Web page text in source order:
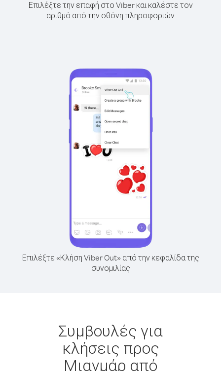
Επιλέξτε την επαφή στο Viber και καλέστε τον
αριθμό από την οθόνη πληροφοριών
Επιλέξτε «Κλήση Viber Out» από την κεφαλίδα της
συνομιλίας
Συμβουλές για
κλήσεις προς
Μιανμάρ από